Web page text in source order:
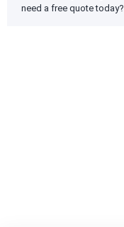
need a free quote today?